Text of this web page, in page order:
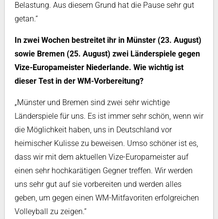
Belastung. Aus diesem Grund hat die Pause sehr gut
getan.“
In zwei Wochen bestreitet ihr in Münster (23. August)
sowie Bremen (25. August) zwei Länderspiele gegen
Vize-Europameister Niederlande. Wie wichtig ist
dieser Test in der WM-Vorbereitung?
„Münster und Bremen sind zwei sehr wichtige
Länderspiele für uns. Es ist immer sehr schön, wenn wir
die Möglichkeit haben, uns in Deutschland vor
heimischer Kulisse zu beweisen. Umso schöner ist es,
dass wir mit dem aktuellen Vize-Europameister auf
einen sehr hochkarätigen Gegner treffen. Wir werden
uns sehr gut auf sie vorbereiten und werden alles
geben, um gegen einen WM-Mitfavoriten erfolgreichen
Volleyball zu zeigen.“